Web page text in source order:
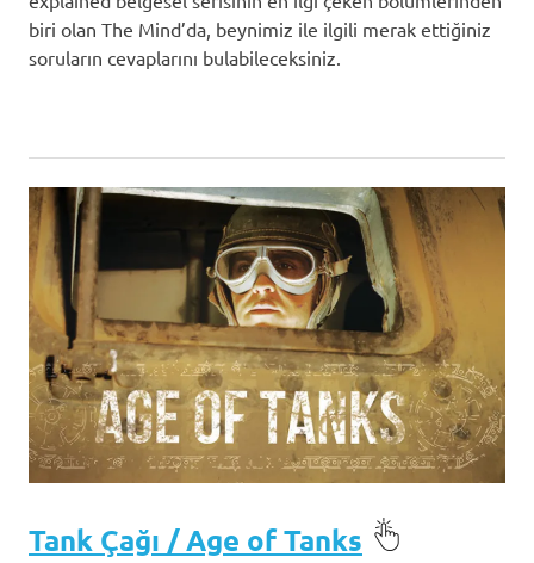
biri olan The Mind’da, beynimiz ile ilgili merak ettiğiniz
soruların cevaplarını bulabileceksiniz.
Tank Çağı / Age of Tanks